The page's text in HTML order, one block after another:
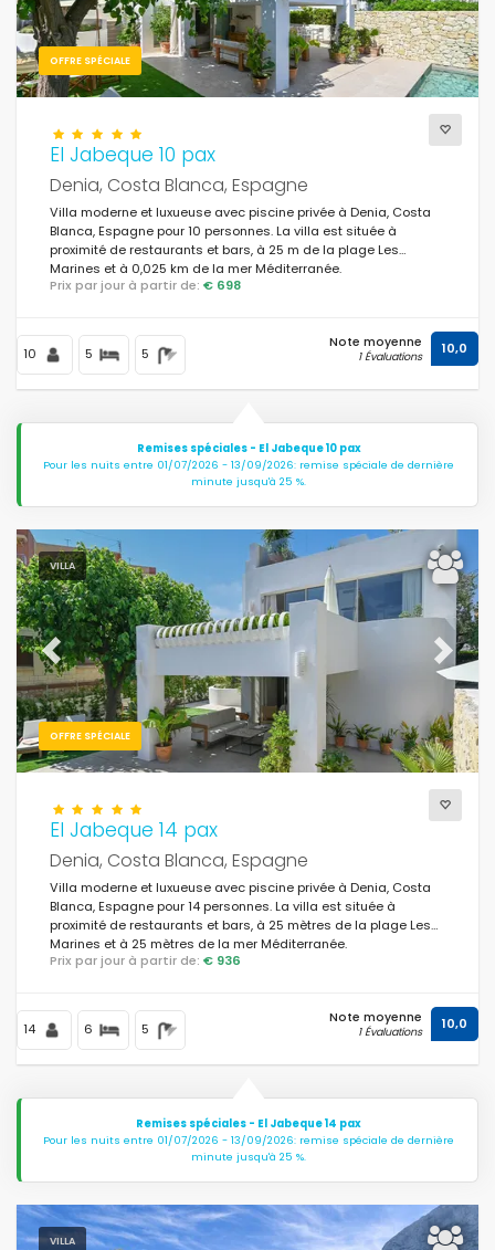
Autres
OFFRE SPÉCIALE
El Jabeque 10 pax
Denia, Costa Blanca, Espagne
Villa moderne et luxueuse avec piscine privée à Denia, Costa
Blanca, Espagne pour 10 personnes. La villa est située à
proximité de restaurants et bars, à 25 m de la plage Les
Marines et à 0,025 km de la mer Méditerranée.
Prix par jour à partir de: € 698
10 5 5
Note moyenne
1 Évaluations 10,0
Remises spéciales - El Jabeque 10 pax
Pour les nuits entre 01/07/2026 - 13/09/2026: remise spéciale de dernière
minute jusqu'à 25 %.
VILLA
OFFRE SPÉCIALE
Previous Next
El Jabeque 14 pax
Denia, Costa Blanca, Espagne
Villa moderne et luxueuse avec piscine privée à Denia, Costa
Blanca, Espagne pour 14 personnes. La villa est située à
proximité de restaurants et bars, à 25 mètres de la plage Les
Marines et à 25 mètres de la mer Méditerranée.
Prix par jour à partir de: € 936
14 6 5
Note moyenne
1 Évaluations 10,0
Remises spéciales - El Jabeque 14 pax
Pour les nuits entre 01/07/2026 - 13/09/2026: remise spéciale de dernière
minute jusqu'à 25 %.
VILLA